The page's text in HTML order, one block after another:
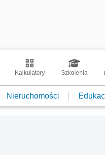
Kalkulatory Szkolenia
Nieruchomości